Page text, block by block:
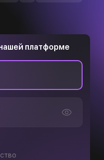
платформе